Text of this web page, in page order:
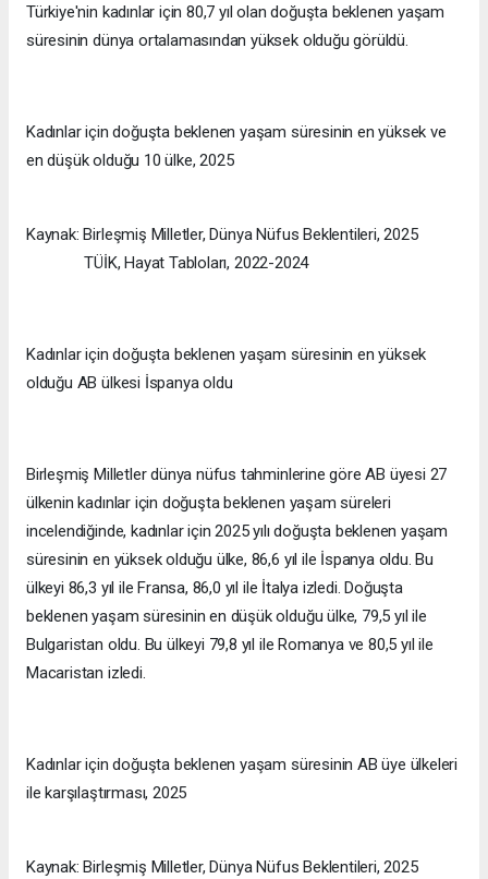
Türkiye'nin kadınlar için 80,7 yıl olan doğuşta beklenen yaşam
süresinin dünya ortalamasından yüksek olduğu görüldü.
Kadınlar için doğuşta beklenen yaşam süresinin en yüksek ve
en düşük olduğu 10 ülke, 2025
Kaynak: Birleşmiş Milletler, Dünya Nüfus Beklentileri, 2025
TÜİK, Hayat Tabloları, 2022-2024
Kadınlar için doğuşta beklenen yaşam süresinin en yüksek
olduğu AB ülkesi İspanya oldu
Birleşmiş Milletler dünya nüfus tahminlerine göre AB üyesi 27
ülkenin kadınlar için doğuşta beklenen yaşam süreleri
incelendiğinde, kadınlar için 2025 yılı doğuşta beklenen yaşam
süresinin en yüksek olduğu ülke, 86,6 yıl ile İspanya oldu. Bu
ülkeyi 86,3 yıl ile Fransa, 86,0 yıl ile İtalya izledi. Doğuşta
beklenen yaşam süresinin en düşük olduğu ülke, 79,5 yıl ile
Bulgaristan oldu. Bu ülkeyi 79,8 yıl ile Romanya ve 80,5 yıl ile
Macaristan izledi.
Kadınlar için doğuşta beklenen yaşam süresinin AB üye ülkeleri
ile karşılaştırması, 2025
Kaynak: Birleşmiş Milletler, Dünya Nüfus Beklentileri, 2025